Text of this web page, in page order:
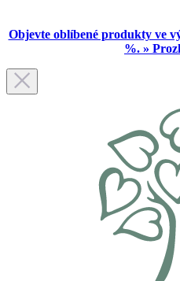
Objevte oblíbené produkty ve
%. »